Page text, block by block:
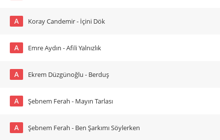
A Koray Candemir - İçini Dök
A Emre Aydın - Afili Yalnızlık
A Ekrem Düzgünoğlu - Berduş
A Şebnem Ferah - Mayın Tarlası
A Şebnem Ferah - Ben Şarkımı Söylerken